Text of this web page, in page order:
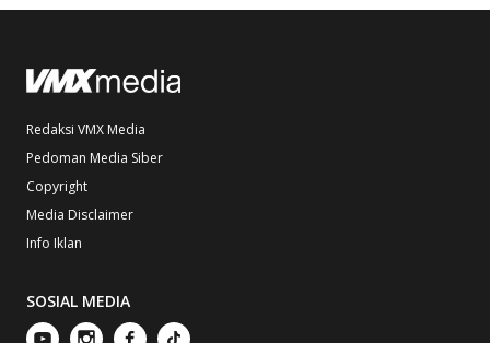
Redaksi VMX Media
Pedoman Media Siber
Copyright
Media Disclaimer
Info Iklan
SOSIAL MEDIA